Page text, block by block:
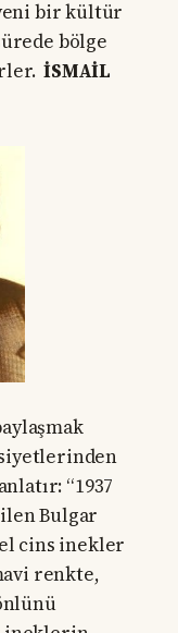
bir kültür
bölge
İSMAİL
“1937
Bulgar
cins inekler
renkte,